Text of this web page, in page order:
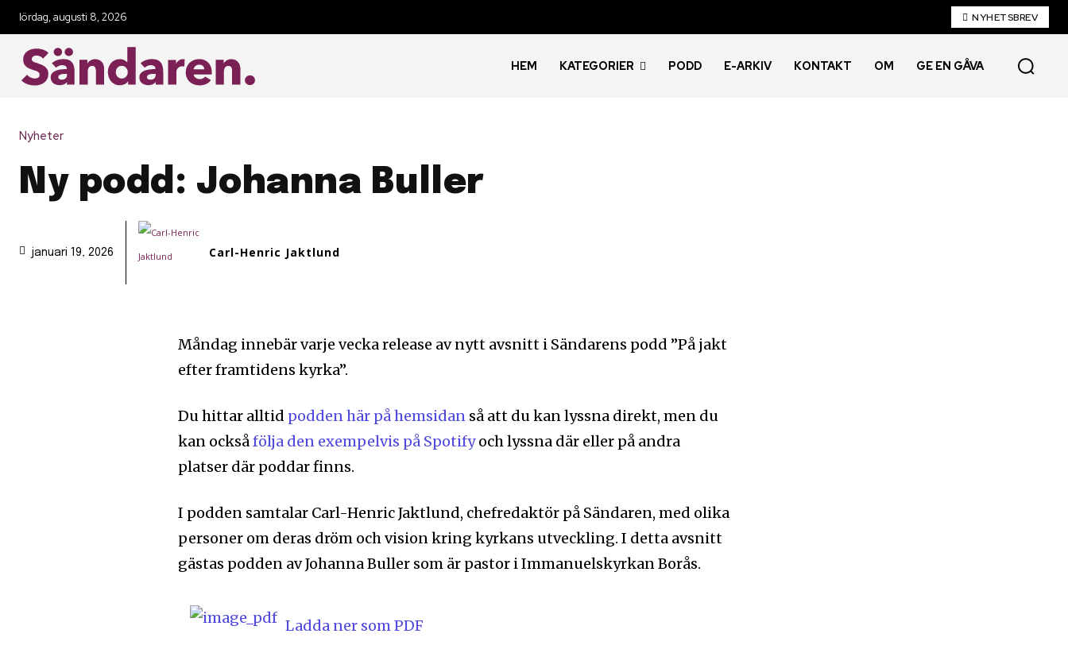
lördag, augusti 8, 2026 NYHETSBREV
HEM KATEGORIER PODD E-ARKIV KONTAKT OM GE EN GÅVA
Nyheter
Ny podd: Johanna Buller
januari 19, 2026 Carl-Henric Jaktlund
Måndag innebär varje vecka release av nytt avsnitt i Sändarens podd ”På jakt
efter framtidens kyrka”.
Du hittar alltid podden här på hemsidan så att du kan lyssna direkt, men du
kan ocksåfölja den exempelvis på Spotifyoch lyssna där eller på andra
platser där poddar finns.
I podden samtalar Carl-Henric Jaktlund, chefredaktör på Sändaren, med olika
personer om deras dröm och vision kring kyrkans utveckling. I detta avsnitt
gästas podden av Johanna Buller som är pastor i Immanuelskyrkan Borås.
Ladda ner som PDF